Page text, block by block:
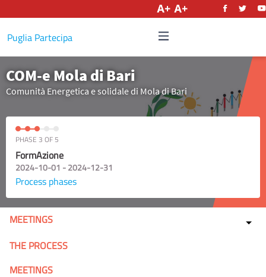
Puglia Partecipa
COM-e Mola di Bari
Comunità Energetica e solidale di Mola di Bari
PHASE 3 OF 5
FormAzione
2024-10-01 - 2024-12-31
Process phases
MEETINGS
THE PROCESS
MEETINGS